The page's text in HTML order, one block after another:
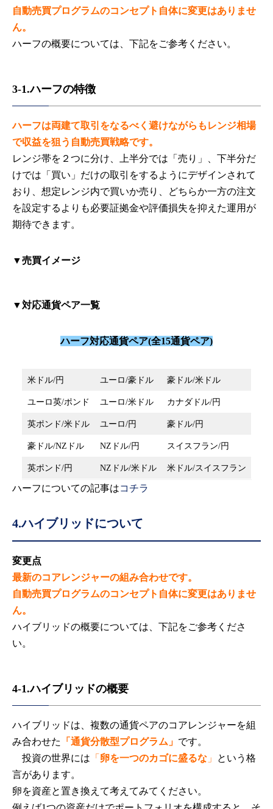
自動売買プログラムのコンセプト自体に変更はありませ
ん。
ハーフの概要については、下記をご参考ください。
3-1.ハーフの特徴
ハーフは両建て取引をなるべく避けながらもレンジ相場
で収益を狙う自動売買戦略です。
レンジ帯を２つに分け、上半分では「売り」、下半分だ
けでは「買い」だけの取引をするようにデザインされて
おり、想定レンジ内で買いか売り、どちらか一方の注文
を設定するよりも必要証拠金や評価損失を抑えた運用が
期待できます。
▼売買イメージ
▼対応通貨ペア一覧
ハーフ対応通貨ペア(全15通貨ペア)
米ドル/円 ユーロ/豪ドル 豪ドル/米ドル
ユーロ英/ポンド ユーロ/米ドル カナダドル/円
英ポンド/米ドル ユーロ/円 豪ドル/円
豪ドル/NZドル NZドル/円 スイスフラン/円
英ポンド/円 NZドル/米ドル 米ドル/スイスフラン
ハーフについての記事はコチラ
4.ハイブリッドについて
変更点
最新のコアレンジャーの組み合わせです。
自動売買プログラムのコンセプト自体に変更はありませ
ん。
ハイブリッドの概要については、下記をご参考くださ
い。
4-1.ハイブリッドの概要
ハイブリッドは、複数の通貨ペアのコアレンジャーを組
み合わせた
「通貨分散型プログラム」 です。
投資の世界には 「 卵を一つのカゴに盛るな 」
という格
言があります。
卵を資産と置き換えて考えてみてください。